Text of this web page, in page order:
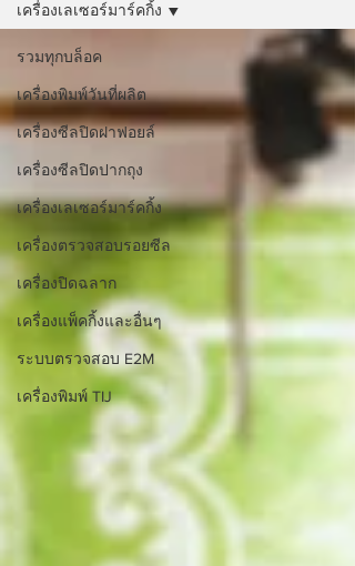
รวมทุกบล็อค
เครื่องพิมพ์วันที่ผลิต
เครื่องซีลปิดฝาฟอยล์
เครื่องซีลปิดปากถุง
เครื่องเลเซอร์มาร์คกิ้ง
เครื่องตรวจสอบรอยซีล
เครื่องปิดฉลาก
เครื่องแพ็คกิ้งและอื่นๆ
ระบบตรวจสอบ E2M
เครื่องพิมพ์ TIJ
เครื่องเลเซอร์มาร์คกิ้ง